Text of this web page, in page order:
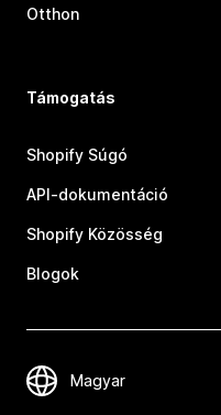
Otthon
Támogatás
Shopify Súgó
API-dokumentáció
Shopify Közösség
Blogok